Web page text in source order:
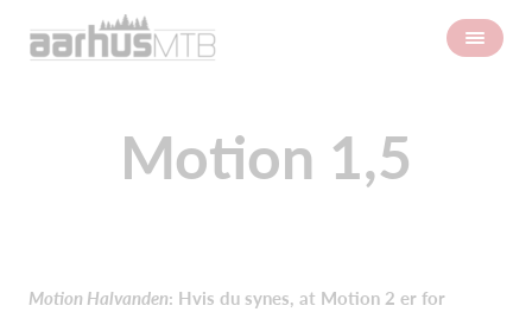
Motion 1,5
Motion Halvanden: Hvis du synes, at Motion 2 er for